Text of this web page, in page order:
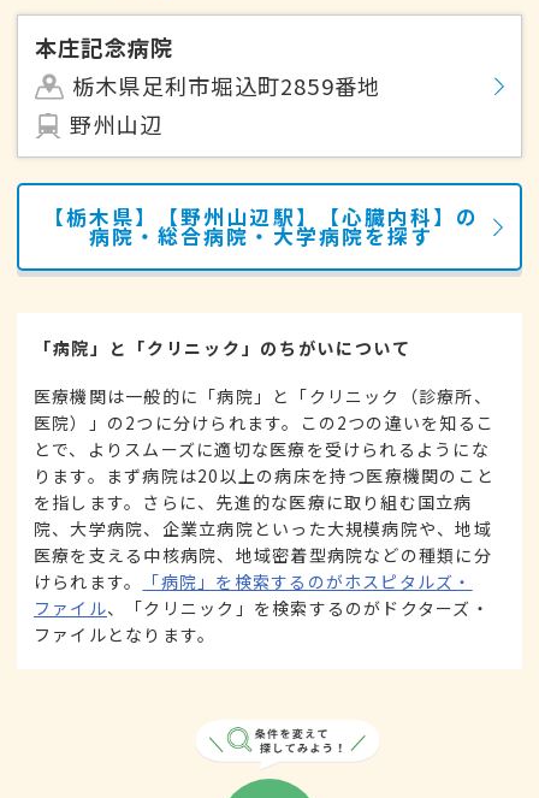
本庄記念病院
栃木県足利市堀込町2859番地
野州山辺
【栃木県】【野州山辺駅】【心臓内科】の
病院・総合病院・大学病院を探す
「病院」と「クリニック」のちがいについて
医療機関は一般的に「病院」と「クリニック（診療所、
医院）」の2つに分けられます。この2つの違いを知るこ
とで、よりスムーズに適切な医療を受けられるようにな
ります。まず病院は20以上の病床を持つ医療機関のこと
を指します。さらに、先進的な医療に取り組む国立病
院、大学病院、企業立病院といった大規模病院や、地域
医療を支える中核病院、地域密着型病院などの種類に分
けられます。
「病院」を検索するのがホスピタルズ・
ファイル、「クリニック」を検索するのがドクターズ・
ファイルとなります。